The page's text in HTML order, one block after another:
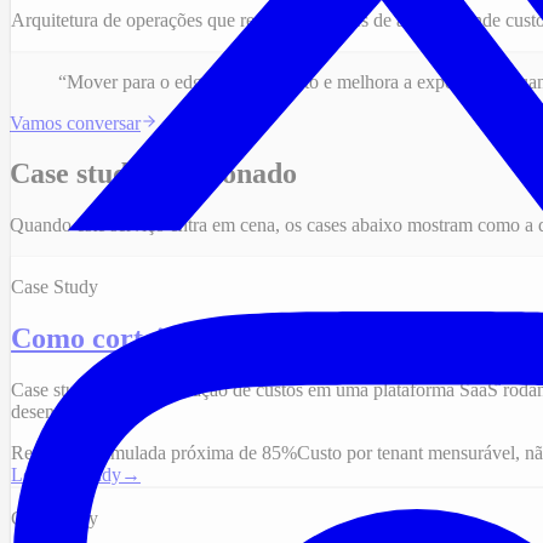
Arquitetura de operações que recebem milhões de acessos, onde
“Mover para o edge derruba custo e melhora a experiência
Vamos conversar
Case study relacionado
Quando este serviço entra em cena, os cases abaixo mostram como
Case Study
Como cortei mais de 80% do custo de
Case study sobre otimização de custos em uma plataforma SaaS
desenvolvimento.
Redução acumulada próxima de 85%Custo por tenant mensurável,
Ler case study→
Case Study